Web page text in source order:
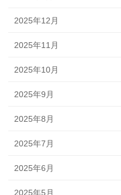
2025年12月
2025年11月
2025年10月
2025年9月
2025年8月
2025年7月
2025年6月
2025年5月